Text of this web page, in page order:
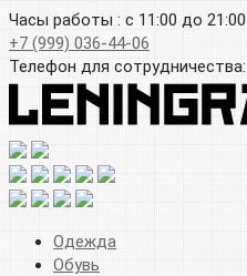
Часы работы : с 11:00 до 21:00
+7 (999) 036-44-06
Телефон для сотрудничества:
Одежда
Обувь